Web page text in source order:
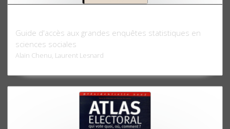
Guide d'accès aux grandes enquêtes statistiques en
sciences sociales
Alain Chenu, Laurent Lesnard